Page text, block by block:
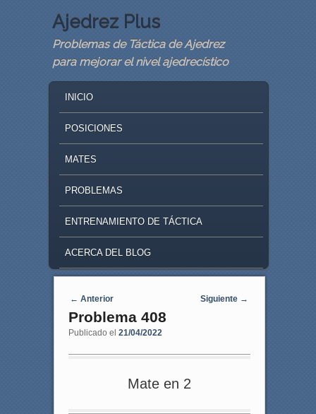
Ajedrez Plus
Problemas de Táctica de Ajedrez
para mejorar el nivel ajedrecístico
SKIP TO PRIMARY CONTENT
SKIP TO SECONDARY CONTENT
INICIO
POSICIONES
MATES
PROBLEMAS
ENTRENAMIENTO DE TÁCTICA
ACERCA DEL BLOG
Navegaci�n de entradas
← Anterior Siguiente →
Problema 408
Publicado el 21/04/2022
Mate en 2